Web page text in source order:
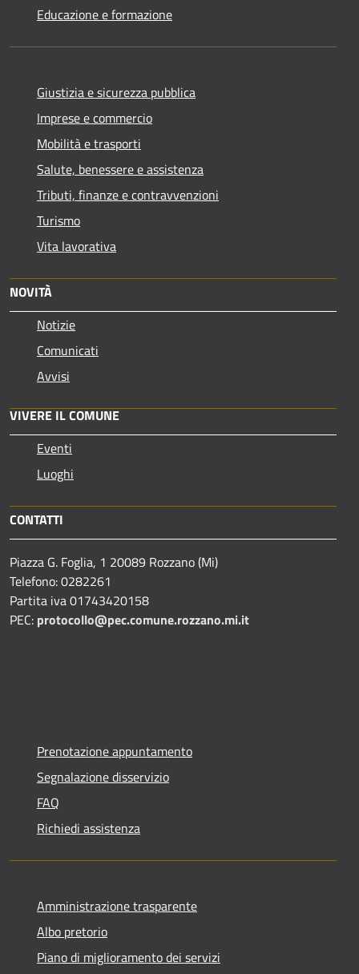
Educazione e formazione
Giustizia e sicurezza pubblica
Imprese e commercio
Mobilità e trasporti
Salute, benessere e assistenza
Tributi, finanze e contravvenzioni
Turismo
Vita lavorativa
NOVITÀ
Notizie
Comunicati
Avvisi
VIVERE IL COMUNE
Eventi
Luoghi
CONTATTI
Piazza G. Foglia, 1 20089 Rozzano (Mi)
Telefono: 0282261
Partita iva 01743420158
PEC: protocollo@pec.comune.rozzano.mi.it
Prenotazione appuntamento
Segnalazione disservizio
FAQ
Richiedi assistenza
Amministrazione trasparente
Albo pretorio
Piano di miglioramento dei servizi